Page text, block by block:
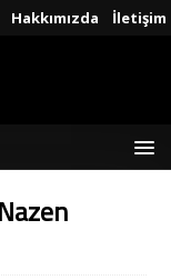
Hakkımızda İletişim